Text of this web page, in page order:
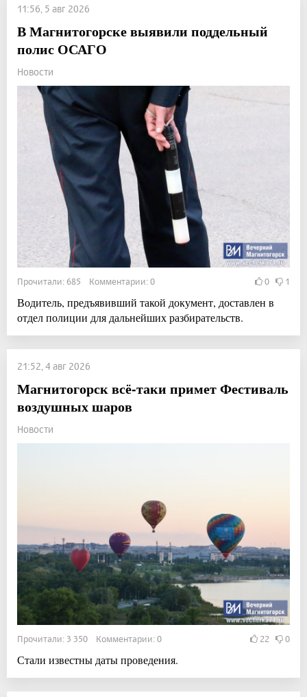
11:56, 5 авг 2026
В Магнитогорске выявили поддельный
полис ОСАГО
Новости
Прочитали: 685 Комментарии: 0 0 1
Водитель, предъявивший такой документ, доставлен в
отдел полиции для дальнейших разбирательств.
21:52, 4 авг 2026
Магнитогорск всё-таки примет Фестиваль
воздушных шаров
Новости
Прочитали: 3 350 Комментарии: 0 22 0
Стали известны даты проведения.